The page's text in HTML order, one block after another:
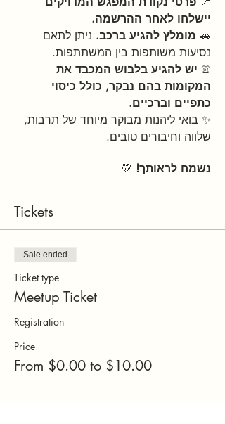
יישלחו לאחר ההרשמה.
🚗 מומלץ להגיע ברכב. ניתן לתאם
נסיעות משותפות בין המשתתפות.
👚 יש להגיע בלבוש המכבד את
המקומות בהם נבקר, כולל כיסוי
כתפיים וברכיים.
✨ בואי ליהנות מבוקר מיוחד של תרבות,
שלווה וחיבורים טובים.
נשמח לראותך! 💛
Tickets
Sale ended
Ticket type
Meetup Ticket
Registration
Price
From $0.00 to $10.00